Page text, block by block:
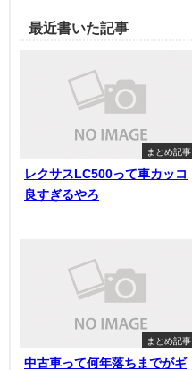
最近書いた記事
まとめ記事
レクサスLC500って車カッコ
良すぎるやろ
まとめ記事
中古車って何年落ちまでがギ